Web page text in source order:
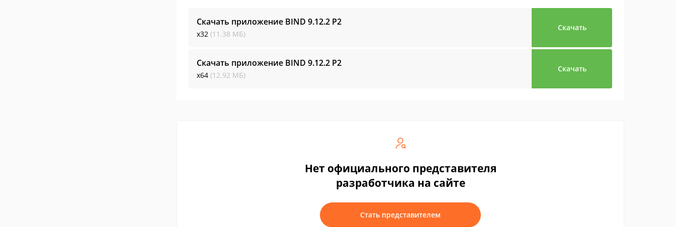
Скачать приложение BIND 9.12.2 P2
x32 (11.38 МБ)
Скачать
Скачать приложение BIND 9.12.2 P2
x64 (12.92 МБ)
Скачать
Нет официального представителя
разработчика на сайте
Стать представителем